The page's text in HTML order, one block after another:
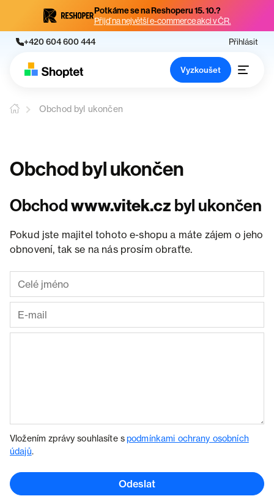
Potkáme se na Reshoperu 15. 10.?
Přijď na největší e-commerce akci v ČR.
+420 604 600 444 Přihlásit
Vyzkoušet
Obchod byl ukončen
Obchod byl ukončen
Obchodwww.vitek.cz byl ukončen
Pokud jste majitel tohoto e-shopu a máte zájem o jeho
obnovení, tak se na nás prosím obraťte.
Vložením zprávy souhlasíte spodmínkami ochrany osobních
údajů.
Odeslat